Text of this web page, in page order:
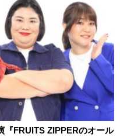
『FRUITS ZIPPERのオール